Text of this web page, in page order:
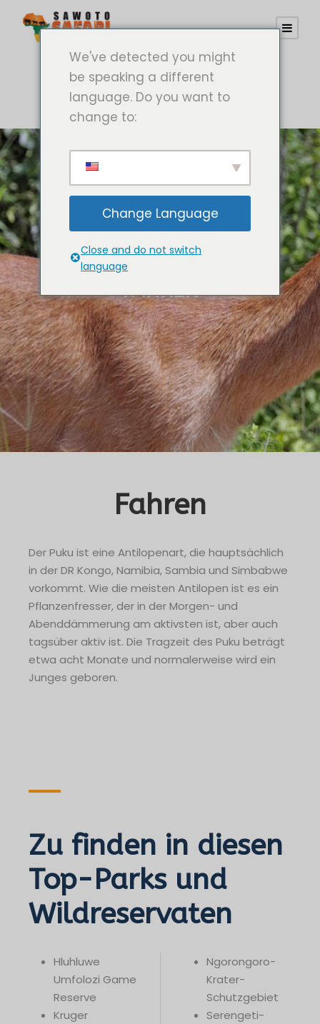
FAHREN
Fahren
Der Puku ist eine Antilopenart, die hauptsächlich
in der DR Kongo, Namibia, Sambia und Simbabwe
vorkommt. Wie die meisten Antilopen ist es ein
Pflanzenfresser, der in der Morgen- und
Abenddämmerung am aktivsten ist, aber auch
tagsüber aktiv ist. Die Tragzeit des Puku beträgt
etwa acht Monate und normalerweise wird ein
Junges geboren.
Zu finden in diesen
Top-Parks und
Wildreservaten
Hluhluwe
Umfolozi Game
Reserve
Kruger
Ngorongoro-
Krater-
Schutzgebiet
Serengeti-
We've detected you might
be speaking a different
language. Do you want to
change to:
Change Language
Close and do not switch
language